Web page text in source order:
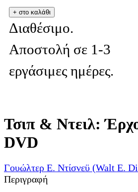
Διαθέσιμο.
Αποστολή σε 1-3
εργάσιμες ημέρες.
Τσιπ & Ντειλ:
DVD
Γουώλτερ Ε. Ντίσνεϋ (Walt E.
Περιγραφή